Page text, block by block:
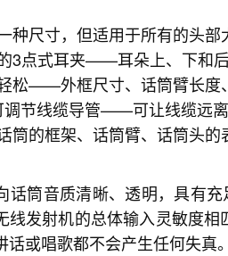
种尺寸，但适用于所有的头部
3点式耳夹——耳朵上、下和
松——外框尺寸、话筒臂长度
调节线缆导管——可让线缆远
筒的框架、话筒臂、话筒头
话筒音质清晰、透明，具有
线发射机的总体输入灵敏度
话或唱歌都不会产生任何失真